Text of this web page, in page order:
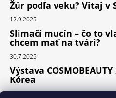
Žúr podľa veku? Vitaj v
12.9.2025
Slimačí mucín – čo to
chcem mať na tvári?
30.7.2025
Výstava
Kórea
11.6.2025